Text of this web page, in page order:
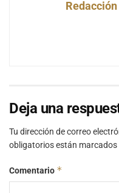
Deja una
Tu dirección de correo
obligatorios están marcados
Comentario *